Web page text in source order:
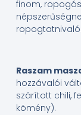
finom,
ropogtatnivaló.
Raszam
hozzávalói
szárított chili,
kömény).